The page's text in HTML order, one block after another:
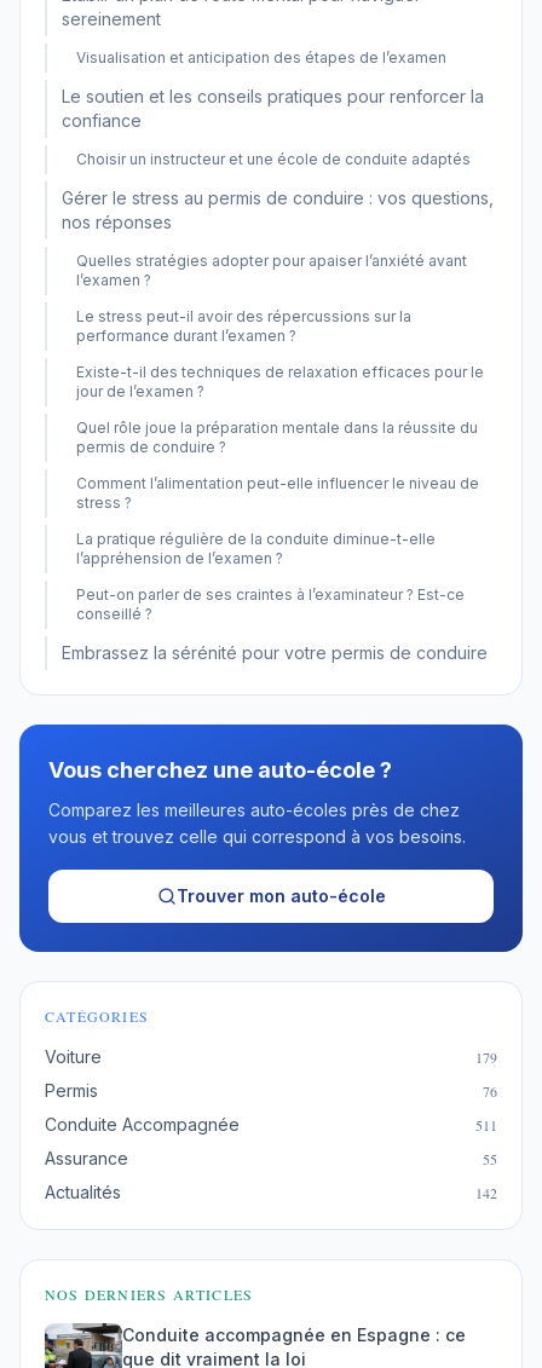
sereinement
Visualisation et anticipation des étapes de l’examen
Le soutien et les conseils pratiques pour renforcer la
confiance
Choisir un instructeur et une école de conduite adaptés
Gérer le stress au permis de conduire : vos questions,
nos réponses
Quelles stratégies adopter pour apaiser l’anxiété avant
l’examen ?
Le stress peut-il avoir des répercussions sur la
performance durant l’examen ?
Existe-t-il des techniques de relaxation efficaces pour le
jour de l’examen ?
Quel rôle joue la préparation mentale dans la réussite du
permis de conduire ?
Comment l’alimentation peut-elle influencer le niveau de
stress ?
La pratique régulière de la conduite diminue-t-elle
l’appréhension de l’examen ?
Peut-on parler de ses craintes à l’examinateur ? Est-ce
conseillé ?
Embrassez la sérénité pour votre permis de conduire
Vous cherchez une auto-école ?
Comparez les meilleures auto-écoles près de chez
vous et trouvez celle qui correspond à vos besoins.
Trouver mon auto-école
CATÉGORIES
Voiture 179
Permis 76
Conduite Accompagnée 511
Assurance 55
Actualités 142
NOS DERNIERS ARTICLES
Conduite accompagnée en Espagne : ce
que dit vraiment la loi